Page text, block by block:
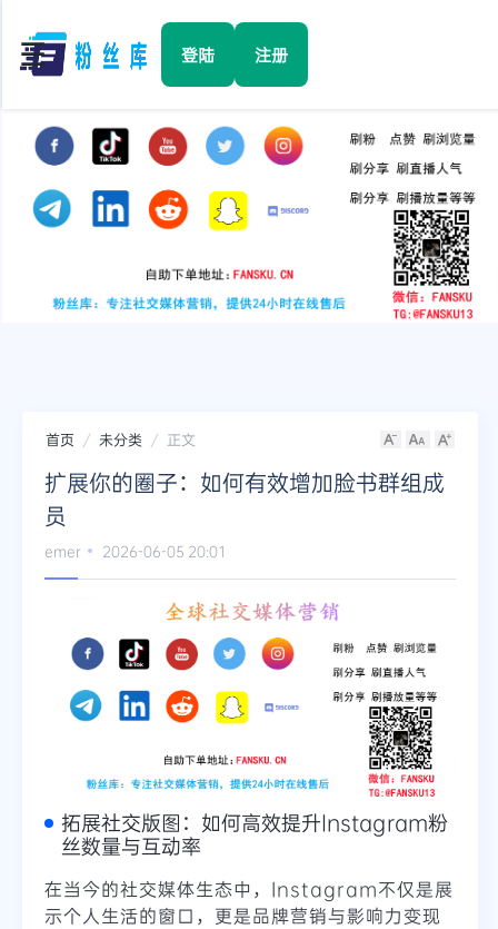
☰ 登陆 注册
Facebook
TikTok
YouTube
Twitter
首页 未分类 正文
扩展你的圈子：如何有效增加脸书群组成
员
emer 2026-06-05 20:01
拓展社交版图：如何高效提升Instagram粉
丝数量与互动率
在当今的社交媒体生态中，Instagram不仅是展
示个人生活的窗口，更是品牌营销与影响力变现